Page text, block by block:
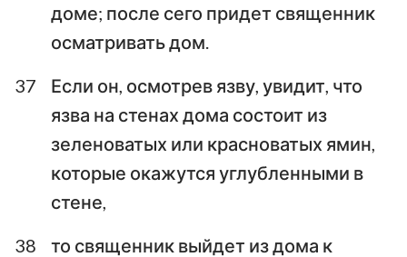
доме; после сего придет священник
осматривать дом.
37
Если он, осмотрев язву, увидит, что
язва на стенах дома состоит из
зеленоватых или красноватых ямин,
которые окажутся углубленными в
стене,
38
то священник выйдет из дома к